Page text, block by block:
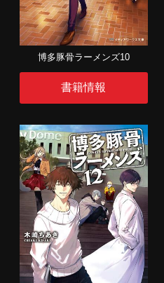
博多豚骨ラーメンズ10
書籍情報